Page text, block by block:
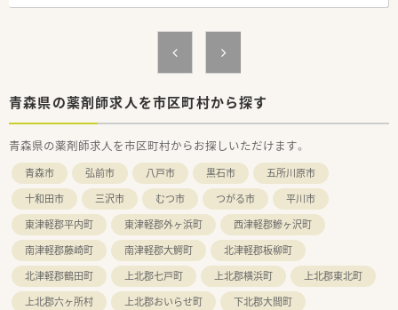
■医療や介護だけでなく、ヘルスケアなど5つの柱を中心に展開
している健康の総合商社として安定した地盤を誇ります。
■5年先を歩く薬局を目指してドライブスルーや無菌調剤室を設
【こんな方が活躍中】
■充実した研修制度やサポート体制を活用し、多様な科目の処方
を学びながら一歩ずつ着実に成長したい方が活躍しています。
■在宅シェアで高い実績を誇る企業のノウハウを吸収し、地域医
療の発展に向けて積極的に貢献したい薬剤師が在籍中です。
■5年毎の永年勤続表彰制度や手厚い住宅手当などの福利厚生に
魅力を感じ、腰を据えて長く働きたい方が多数在籍しています。
青森県の薬剤師求人を市区町村から探す
青森県の薬剤師求人を市区町村からお探しいただけます。
青森市 弘前市 八戸市 黒石市
五所川原市
十和田市
三沢市 むつ市 つがる市
平川市
東津軽郡平内町
東津軽郡外ヶ浜町
西津軽郡鰺ヶ沢町
南津軽郡藤崎町
南津軽郡大鰐町
北津軽郡板柳町
北津軽郡鶴田町
上北郡七戸町 上北郡横浜町
上北郡東北町
上北郡六ヶ所村
上北郡おいらせ町
下北郡大間町